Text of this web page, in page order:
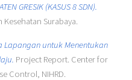
GRESIK (KASUS 8 SDN).
Surabaya.
Lapangan untuk Menentukan
Project Report. Center for
Control, NIHRD.